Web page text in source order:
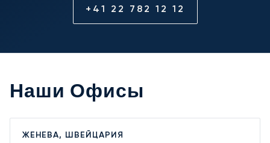
+41 22 782 12 12
Наши Офисы
ЖЕНЕВА, ШВЕЙЦАРИЯ